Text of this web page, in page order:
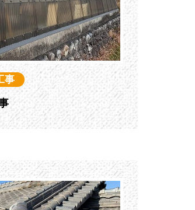
事